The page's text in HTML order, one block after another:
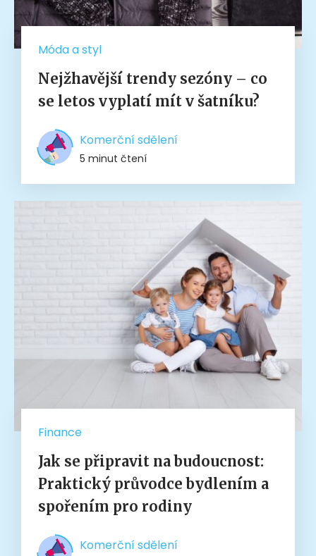
Móda a styl
Nejžhavější trendy sezóny – co
se letos vyplatí mít v šatníku?
Komerční sdělení
5 minut čtení
Finance
Jak se připravit na budoucnost:
Praktický průvodce bydlením a
spořením pro rodiny
Komerční sdělení